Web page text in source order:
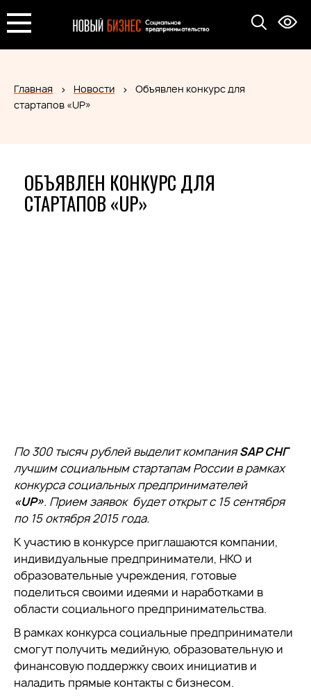
Главная Новости
Объявлен конкурс для
стартапов «UP»
ОБЪЯВЛЕН КОНКУРС ДЛЯ
СТАРТАПОВ «UP»
По 300 тысяч рублей выделит компанияSAP СНГ
лучшим социальным стартапам России в рамках
конкурса социальных предпринимателей
«UP». Прием заявок будет открыт с 15 сентября
по 15 октября 2015 года.
К участию в конкурсе приглашаются компании,
индивидуальные предприниматели, НКО и
образовательные учреждения, готовые
поделиться своими идеями и наработками в
области социального предпринимательства.
В рамках конкурса социальные предприниматели
смогут получить медийную, образовательную и
финансовую поддержку своих инициатив и
наладить прямые контакты с бизнесом.